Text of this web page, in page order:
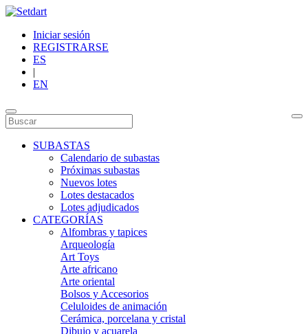
Iniciar sesión
REGISTRARSE
ES
|
EN
SUBASTAS
Calendario de subastas
Próximas subastas
Nuevos lotes
Lotes destacados
Lotes adjudicados
CATEGORÍAS
Alfombras y tapices
Arqueología
Art Toys
Arte africano
Arte oriental
Bolsos y Accesorios
Celuloides de animación
Cerámica, porcelana y cristal
Dibujo y acuarela